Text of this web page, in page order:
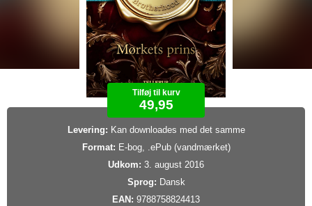
Tilføj til kurv
49,95
Levering: Kan downloades med det samme
Format: E-bog, .ePub (vandmærket)
Udkom: 3. august 2016
Sprog: Dansk
EAN: 9788758824413